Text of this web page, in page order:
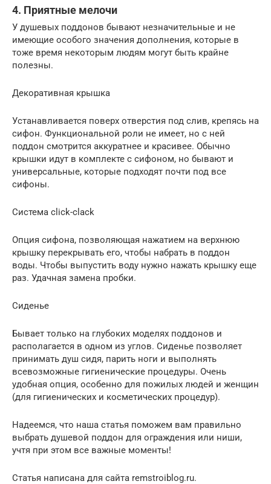
4. Приятные мелочи
У душевых поддонов бывают незначительные и не
имеющие особого значения дополнения, которые в
тоже время некоторым людям могут быть крайне
полезны.
Декоративная крышка
Устанавливается поверх отверстия под слив, крепясь на
сифон. Функциональной роли не имеет, но с ней
поддон смотрится аккуратнее и красивее. Обычно
крышки идут в комплекте с сифоном, но бывают и
универсальные, которые подходят почти под все
сифоны.
Система click-clack
Опция сифона, позволяющая нажатием на верхнюю
крышку перекрывать его, чтобы набрать в поддон
воды. Чтобы выпустить воду нужно нажать крышку еще
раз. Удачная замена пробки.
Сиденье
Бывает только на глубоких моделях поддонов и
располагается в одном из углов. Сиденье позволяет
принимать душ сидя, парить ноги и выполнять
всевозможные гигиенические процедуры. Очень
удобная опция, особенно для пожилых людей и женщин
(для гигиенических и косметических процедур).
Надеемся, что наша статья поможем вам правильно
выбрать душевой поддон для ограждения или ниши,
учтя при этом все важные моменты!
Статья написана для сайта remstroiblog.ru.